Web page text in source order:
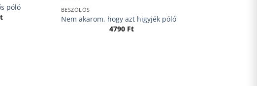
póló
BESZÓLÓS
Nem akarom, hogy azt higyjék póló
4790 Ft